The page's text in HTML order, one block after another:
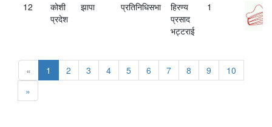
12
कोशी
प्रदेश
झापा प्रतिनिधिसभा
हिरण्य
प्रसाद
भट्टराई
1
« 1 2 3 4 5 6 7 8 9
10
»